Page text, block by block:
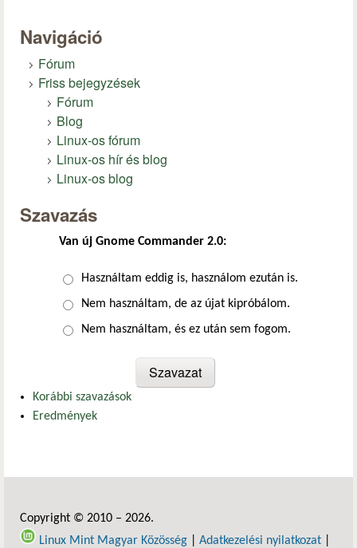
Navigáció
Fórum
Friss bejegyzések
Fórum
Blog
Linux-os fórum
Linux-os hír és blog
Linux-os blog
Szavazás
Van új Gnome Commander 2.0:
Választások
Használtam eddig is, használom ezután is.
Nem használtam, de az újat kipróbálom.
Nem használtam, és ez után sem fogom.
Korábbi szavazások
Eredmények
Copyright © 2010 – 2026.
Linux Mint Magyar Közösség
Adatkezelési nyilatkozat